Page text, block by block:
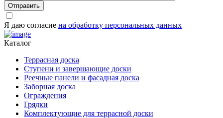
Отправить
Я даю согласие на обработку персональных данных
Каталог
Террасная доска
Ступени и завершающие доски
Реечные панели и фасадная доска
Заборная доска
Ограждения
Грядки
Комплектующие для террасной доски